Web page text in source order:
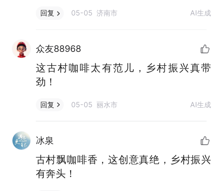
回复 05-05 济南市 AI生成
众友88968
这古村咖啡太有范儿，乡村振兴真带
劲！
回复 05-05 丽水市 AI生成
冰泉
古村飘咖啡香，这创意真绝，乡村振兴
有奔头！